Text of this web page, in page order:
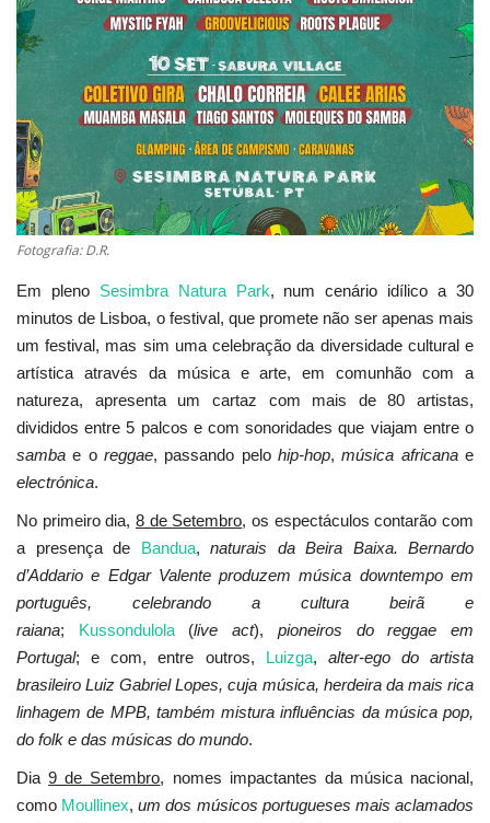
Ambiente
Fotografia: D.R.
Em pleno Sesimbra Natura Park, num cenário idílico a 30
minutos de Lisboa, o festival, que promete não ser apenas mais
um festival, mas sim uma celebração da diversidade cultural e
artística através da música e arte, em comunhão com a
natureza, apresenta um cartaz com mais de 80 artistas,
divididos entre 5 palcos e com sonoridades que viajam entre o
samba e o reggae, passando pelo hip-hop,música africanae
electrónica.
No primeiro dia, 8 de Setembro, os espectáculos contarão com
a presença de Bandua, naturais da Beira Baixa. Bernardo
d’Addario e Edgar Valente produzem música downtempo em
português, celebrando a cultura beirã e
raiana; Kussondulola(live act), pioneiros do reggae em
Portugal; e com, entre outros, Luizga, alter-ego do artista
brasileiro Luiz Gabriel Lopes, cuja música, herdeira da mais rica
linhagem de MPB, também mistura influências da música pop,
do folk e das músicas do mundo.
Dia9 de Setembro, nomes impactantes da música nacional,
como Moullinex,um dos músicos portugueses mais aclamados